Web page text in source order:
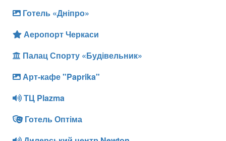
Готель «Дніпро»
Аеропорт Черкаси
Палац Спорту «Будівельник»
Арт-кафе "Paprika"
ТЦ Plazma
Готель Оптіма